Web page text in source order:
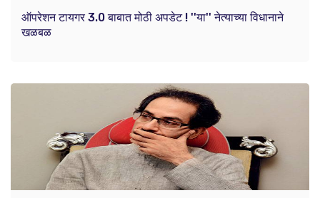
ऑपरेशन टायगर 3.0 बाबात मोठी अपडेट ! ''या'' नेत्याच्या विधानाने
खळबळ